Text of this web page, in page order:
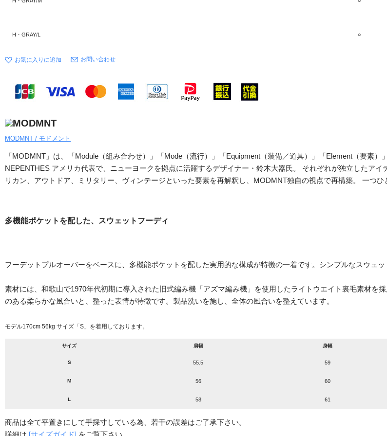
H・GRAY/L ○
お問い合わせ
MODMNT / モドメント
「MODMNT」は、「Module（組み合わせ）」「Mode（流行）」「Equipment（装備／道具）」「Element（要素
NEPENTHES アメリカ代表で、ニューヨークを拠点に活躍するデザイナー・鈴⽊⼤器⽒。 それぞれが独立したア
リカン、アウトドア、ミリタリー、ヴィンテージといった要素を再解釈し、MODMNT独自の視点で再構築。 一つ
多機能ポケットを配した、スウェットフーディ
フーデットプルオーバーをベースに、多機能ポケットを配した実用的な構成が特徴の一着です。シンプルなスウェ
素材には、和歌山で1970年代初期に導入された旧式編み機「アズマ編み機」を使用したライトウエイト裏毛素材を
のある柔らかな風合いと、整った表情が特徴です。製品洗いを施し、全体の風合いを整えています。
モデル170cm 56kg サイズ「S」を着用しております。
サイズ 肩幅 身幅
S 55.5 59
M 56 60
L 58 61
商品は全て平置きにして手採寸している為、若干の誤差はご了承下さい。
詳細は [サイズガイド] をご覧下さい。